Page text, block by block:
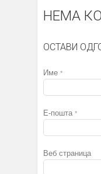
НЕМА
ОСТАВИ
Име *
Е-пошта *
Веб страница